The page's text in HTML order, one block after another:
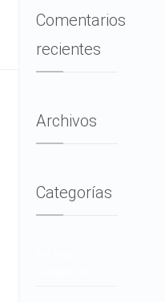
Comentarios
recientes
Archivos
Categorías